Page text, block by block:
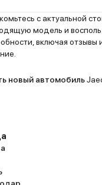
Машина для
для меня
и долгая
зеркало 3
с актуальной
модель и
включая отзывы
новый автомобиль